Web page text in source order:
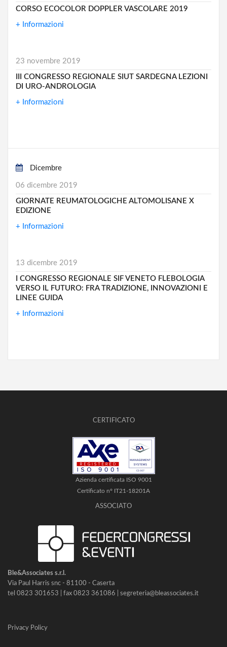
CORSO ECOCOLOR DOPPLER VASCOLARE 2019
+ Informazioni
23 novembre 2019
III CONGRESSO REGIONALE SIUT SARDEGNA LEZIONI
DI URO-ANDROLOGIA
+ Informazioni
Dicembre
06 dicembre 2019
GIORNATE REUMATOLOGICHE ALTOMOLISANE X
EDIZIONE
+ Informazioni
13 dicembre 2019
I CONGRESSO REGIONALE SIF VENETO FLEBOLOGIA
VERSO IL FUTURO: FRA TRADIZIONE, INNOVAZIONI E
LINEE GUIDA
+ Informazioni
Ble&Associates s.r.l.
Via Paul Harris snc - 81100 - Caserta
tel 0823 301653 | fax 0823 361086 | segreteria@bleassociates.it
Privacy Policy
CERTIFICATO
Azienda certificata ISO 9001
Certificato n° IT21-18201A
ASSOCIATO